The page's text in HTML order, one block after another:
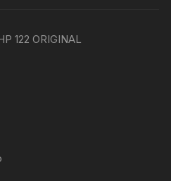
122 ORIGINAL